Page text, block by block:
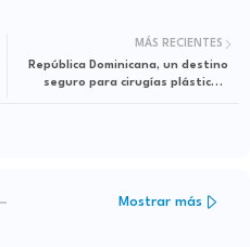
MÁS RECIENTES
República Dominicana, un destino
seguro para cirugías plásticas,
Mostrar más